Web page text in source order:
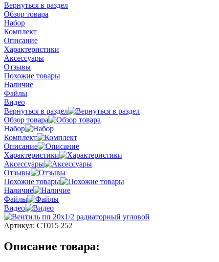
Вернуться в раздел
Обзор товара
Набор
Комплект
Описание
Характеристики
Аксессуары
Отзывы
Похожие товары
Наличие
Файлы
Видео
Вернуться в раздел
Обзор товара
Набор
Комплект
Описание
Характеристики
Аксессуары
Отзывы
Похожие товары
Наличие
Файлы
Видео
Артикул: СТ015 252
Описание товара: